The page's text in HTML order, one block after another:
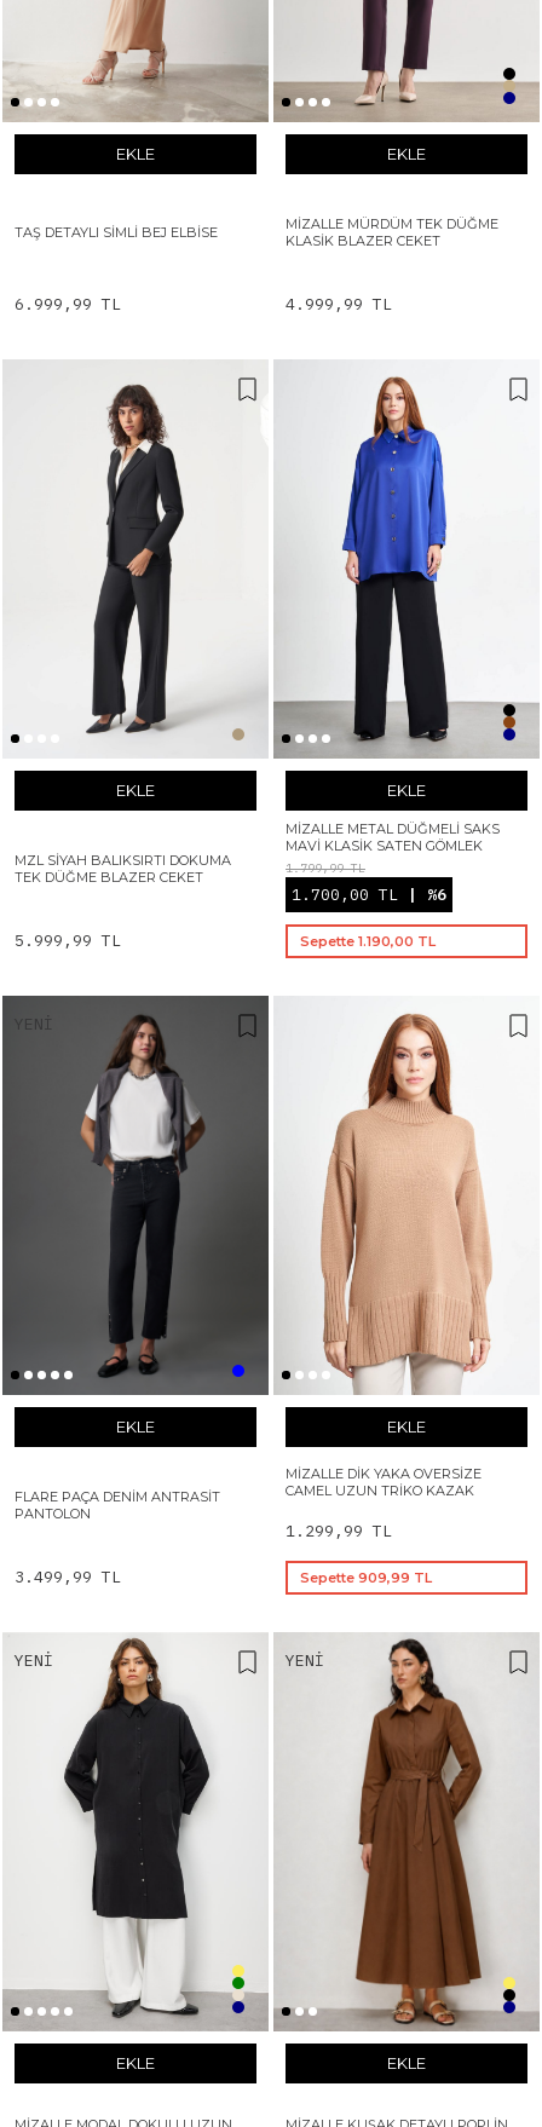
EKLE
TAŞ DETAYLI SIMLI BEJ ELBISE
6.999,99 TL
EKLE
MIZALLE MÜRDÜM TEK DÜĞME
KLASIK BLAZER CEKET
4.999,99 TL
EKLE
MZL SIYAH BALIKSIRTI DOKUMA
TEK DÜĞME BLAZER CEKET
5.999,99 TL
EKLE
MIZALLE METAL DÜĞMELI SAKS
MAVI KLASIK SATEN GÖMLEK
1.799,99 TL
1.700,00 TL | %6
Sepette 1.190,00 TL
YENI
EKLE
FLARE PAÇA DENIM ANTRASIT
PANTOLON
3.499,99 TL
EKLE
MIZALLE DIK YAKA OVERSIZE
CAMEL UZUN TRIKO KAZAK
1.299,99 TL
Sepette 909,99 TL
YENI
EKLE
YENI
EKLE